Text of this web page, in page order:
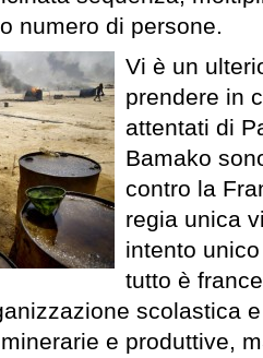
numero di persone.
Vi è un
prendere in
attentati di
Bamako
contro la
regia unica
intento
tutto è
scolastica
e produttive,